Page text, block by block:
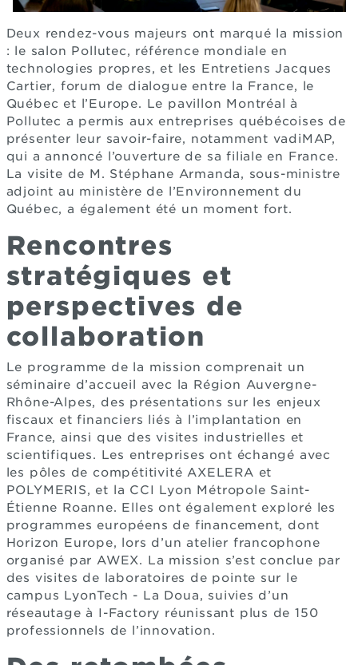
Deux rendez-vous majeurs ont marqué la mission
: le salon Pollutec, référence mondiale en
technologies propres, et les Entretiens Jacques
Cartier, forum de dialogue entre la France, le
Québec et l’Europe. Le pavillon Montréal à
Pollutec a permis aux entreprises québécoises de
présenter leur savoir-faire, notamment vadiMAP,
qui a annoncé l’ouverture de sa filiale en France.
La visite de M. Stéphane Armanda, sous-ministre
adjoint au ministère de l’Environnement du
Québec, a également été un moment fort.
Rencontres
stratégiques et
perspectives de
collaboration
Le programme de la mission comprenait un
séminaire d’accueil avec la Région Auvergne-
Rhône-Alpes, des présentations sur les enjeux
fiscaux et financiers liés à l’implantation en
France, ainsi que des visites industrielles et
scientifiques. Les entreprises ont échangé avec
les pôles de compétitivité AXELERA et
POLYMERIS, et la CCI Lyon Métropole Saint-
Étienne Roanne. Elles ont également exploré les
programmes européens de financement, dont
Horizon Europe, lors d’un atelier francophone
organisé par AWEX. La mission s’est conclue par
des visites de laboratoires de pointe sur le
campus LyonTech - La Doua, suivies d’un
réseautage à I-Factory réunissant plus de 150
professionnels de l’innovation.